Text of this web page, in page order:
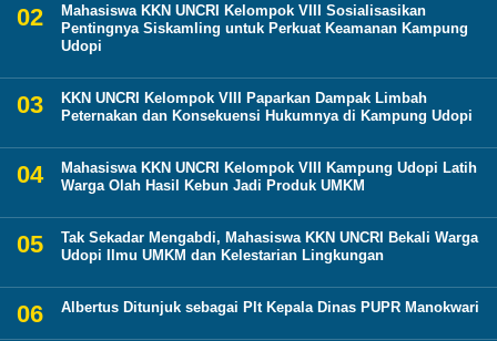
Mahasiswa KKN UNCRI Kelompok VIII Sosialisasikan
Pentingnya Siskamling untuk Perkuat Keamanan Kampung
Udopi
KKN UNCRI Kelompok VIII Paparkan Dampak Limbah
Peternakan dan Konsekuensi Hukumnya di Kampung Udopi
Mahasiswa KKN UNCRI Kelompok VIII Kampung Udopi Latih
Warga Olah Hasil Kebun Jadi Produk UMKM
Tak Sekadar Mengabdi, Mahasiswa KKN UNCRI Bekali Warga
Udopi Ilmu UMKM dan Kelestarian Lingkungan
Albertus Ditunjuk sebagai Plt Kepala Dinas PUPR Manokwari